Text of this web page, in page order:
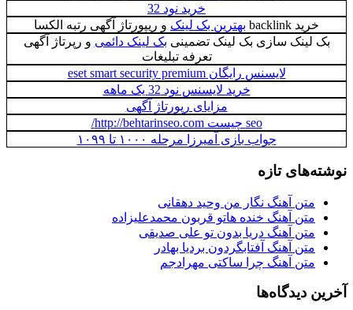
خرید نود 32
خرید backlink
بهترین بک لینک و ریپورتاژ آگهی رتبه الکسا
بک لینک سازی بک لینک تضمینی بک لینک دائمی و رپرتاژ آگهی
تعرفه تبلیغات
لایسنس رایگان eset smart security premium
خرید لایسنس نود 32 یک ماهه
مزایای رپورتاژ آگهی
seo چیست http://behtarinseo.com/
جواب بازی آمیرزا مرحله ۱۰۰۰ تا ۱۰۹۹
نوشته‌های تازه
متن آهنگ نگار من وحید دهقانی
متن آهنگ خنده هاتو قربون محمدعلیزاده
متن آهنگ دریا بدون تو علی صدیقی
متن آهنگ آفتابگردون بردیا بهادر
متن آهنگ چرا ساکتی مهرادجم
آخرین دیدگاه‌ها